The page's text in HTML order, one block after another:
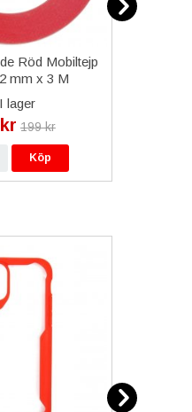
Röd Mobiltejp
mm x 3 M
lager
199 kr
Köp